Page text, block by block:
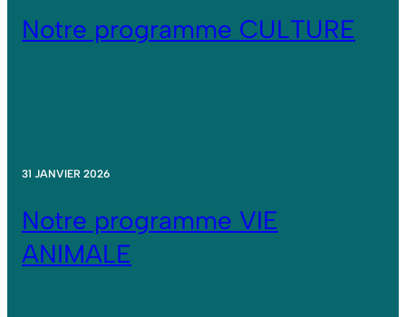
Notre programme CULTURE
31 JANVIER 2026
Notre programme VIE
ANIMALE